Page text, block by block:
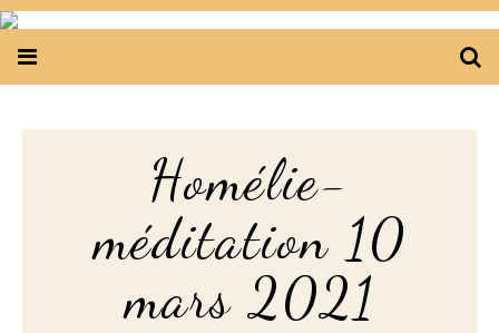
Homélie-
méditation 10
mars 2021